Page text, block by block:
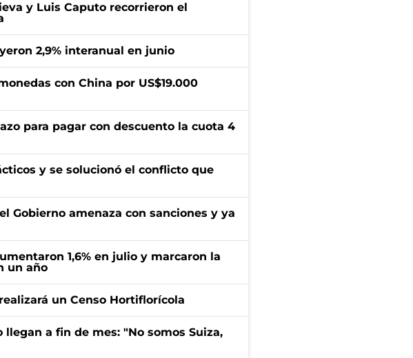
y Luis Caputo recorrieron el
2,9% interanual en junio
con China por US$19.000
para pagar con descuento la cuota 4
y se solucionó el conflicto que
Gobierno amenaza con sanciones y ya
1,6% en julio y marcaron la
un año
un Censo Hortiflorícola
a fin de mes: "No somos Suiza,